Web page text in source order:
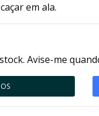
em ala.
Avise-me